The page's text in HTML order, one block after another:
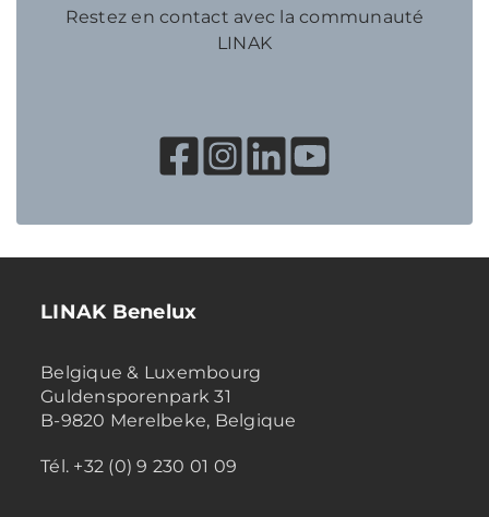
Restez en contact avec la communauté
LINAK
LINAK Benelux
Belgique & Luxembourg
Guldensporenpark 31
B-9820 Merelbeke, Belgique
Tél. +32 (0) 9 230 01 09